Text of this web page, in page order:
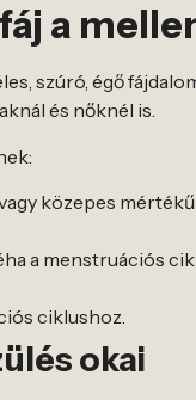
a
szúró, égő
és nőknél is.
közepes
a menstruációs
ciklushoz.
okai